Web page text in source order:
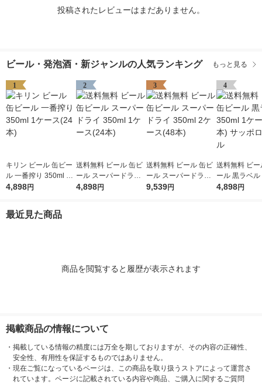
投稿されたレビューはまだありません。
ビール・発泡酒・新ジャンルの人気ランキング もっと見る
1
キリン ビール 缶ビー
ル 一番搾り 350ml 1
ケース(24本)
4,898円
2
送料無料 ビール 缶ビ
ール スーパードライ
350ml 1ケース(24本)
4,898円
3
送料無料 ビール 缶ビ
ール スーパードライ
350ml 2ケース(48本)
9,539円
4
送料無料 ビー
ール 黒ラベ
1ケース(24本
4,898円
最近見た商品
商品を閲覧すると履歴が表示されます
掲載商品の情報について
・ 掲載している情報の精度には万全を期しておりますが、その内容の正確性、
安全性、有用性を保証するものではありません。
・ 現在ご覧になっているページは、この商品を取り扱うストアによって運営さ
れています。ページに記載されている内容や商品、ご購入に関するご質問